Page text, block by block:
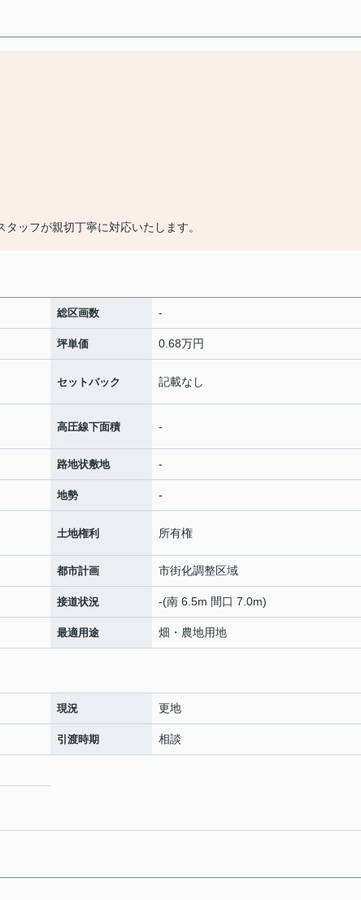
ッフが親切丁寧に対応いたします。
総区画数 -
坪単価 0.68万円
セットバック 記載なし
高圧線下面積 -
路地状敷地 -
地勢 -
土地権利 所有権
都市計画 市街化調整区域
接道状況 -(南 6.5m 間口 7.0m)
最適用途 畑・農地用地
現況 更地
引渡時期 相談